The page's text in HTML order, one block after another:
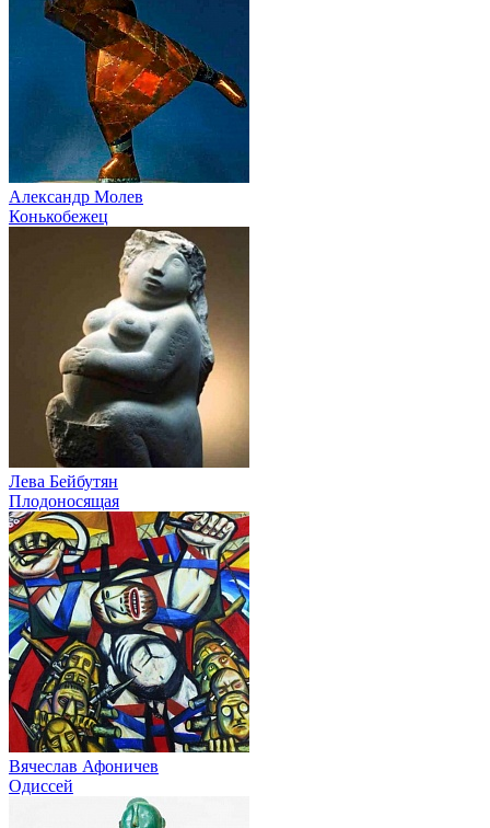
Александр Молев
Конькобежец
Лева Бейбутян
Плодоносящая
Вячеслав Афоничев
Одиссей